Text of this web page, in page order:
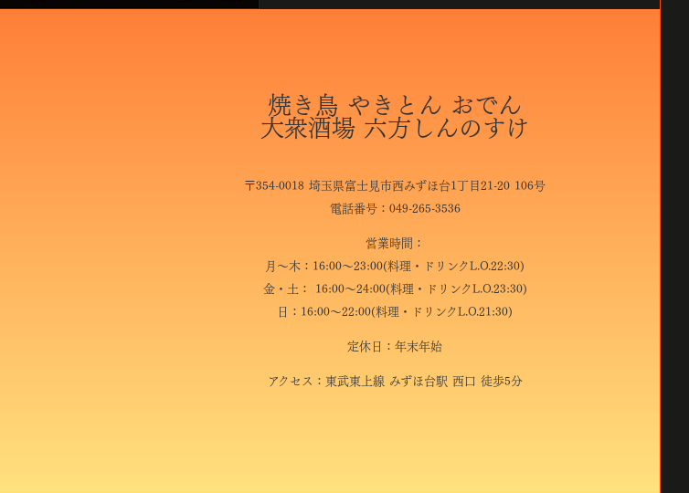
焼き鳥 やきとん おでん
大衆酒場 六方しんのすけ
〒354-0018 埼玉県富士見市西みずほ台1丁目21-20 106号
電話番号：049-265-3536
営業時間：
月～木：16:00～23:00(料理・ドリンクL.O.22:30)
金・土： 16:00～24:00(料理・ドリンクL.O.23:30)
日：16:00～22:00(料理・ドリンクL.O.21:30)
定休日：年末年始
アクセス：東武東上線 みずほ台駅 西口 徒歩5分